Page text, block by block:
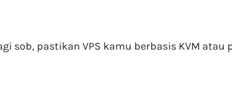
sob, pastikan VPS kamu berbasis KVM atau